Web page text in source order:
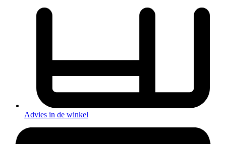
Advies in de winkel